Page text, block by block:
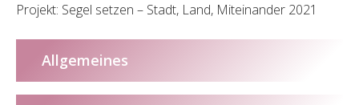
Projekt: Segel setzen – Stadt, Land, Miteinander 2021
Allgemeines